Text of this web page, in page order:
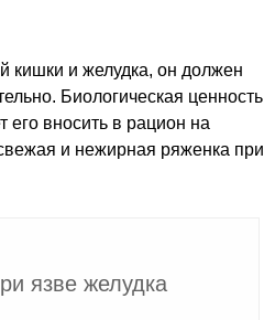
кишки и желудка, он должен
Биологическая ценность
его вносить в рацион на
и нежирная ряженка при
язве желудка